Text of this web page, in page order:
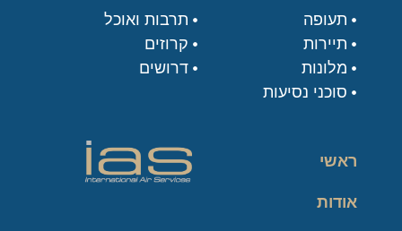
תעופה
תיירות
מלונות
סוכני נסיעות
תרבות ואוכל
קרוזים
דרושים
ראשי
אודות